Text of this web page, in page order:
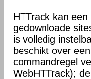
HTTrack kan een
gedownloade
is volledig
beschikt over
commandregel
WebHTTrack);